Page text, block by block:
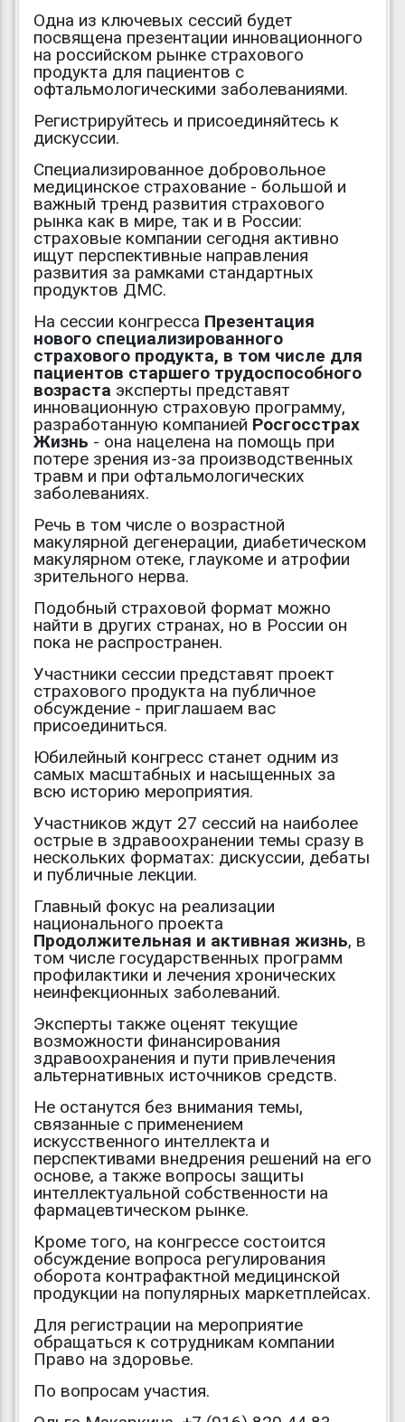
Одна из ключевых сессий будет
посвящена презентации инновационного
на российском рынке страхового
продукта для пациентов с
офтальмологическими заболеваниями.
Регистрируйтесь и присоединяйтесь к
дискуссии.
Специализированное добровольное
медицинское страхование - большой и
важный тренд развития страхового
рынка как в мире, так и в России:
страховые компании сегодня активно
ищут перспективные направления
развития за рамками стандартных
продуктов ДМС.
На сессии конгресса Презентация
нового специализированного
страхового продукта, в том числе для
пациентов старшего трудоспособного
возраста эксперты представят
инновационную страховую программу,
разработанную компанией Росгосстрах
Жизнь - она нацелена на помощь при
потере зрения из-за производственных
травм и при офтальмологических
заболеваниях.
Речь в том числе о возрастной
макулярной дегенерации, диабетическом
макулярном отеке, глаукоме и атрофии
зрительного нерва.
Подобный страховой формат можно
найти в других странах, но в России он
пока не распространен.
Участники сессии представят проект
страхового продукта на публичное
обсуждение - приглашаем вас
присоединиться.
Юбилейный конгресс станет одним из
самых масштабных и насыщенных за
всю историю мероприятия.
Участников ждут 27 сессий на наиболее
острые в здравоохранении темы сразу в
нескольких форматах: дискуссии, дебаты
и публичные лекции.
Главный фокус на реализации
национального проекта
Продолжительная и активная жизнь, в
том числе государственных программ
профилактики и лечения хронических
неинфекционных заболеваний.
Эксперты также оценят текущие
возможности финансирования
здравоохранения и пути привлечения
альтернативных источников средств.
Не останутся без внимания темы,
связанные с применением
искусственного интеллекта и
перспективами внедрения решений на его
основе, а также вопросы защиты
интеллектуальной собственности на
фармацевтическом рынке.
Кроме того, на конгрессе состоится
обсуждение вопроса регулирования
оборота контрафактной медицинской
продукции на популярных маркетплейсах.
Для регистрации на мероприятие
обращаться к сотрудникам компании
Право на здоровье.
По вопросам участия.